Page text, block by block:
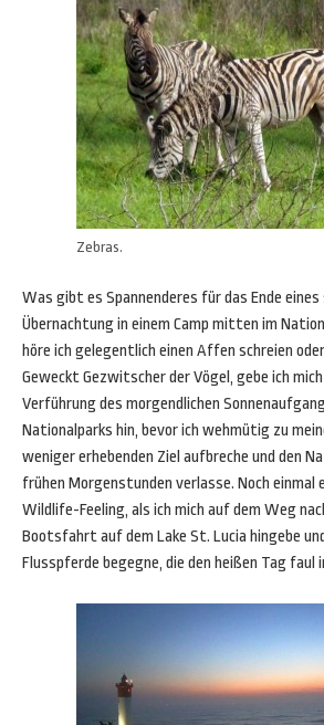
Zebras.
Was gibt es Spannenderes für das Ende eines
Übernachtung in einem Camp mitten im
höre ich gelegentlich einen Affen schreien
Geweckt Gezwitscher der Vögel, gebe ich
Verführung des morgendlichen
Nationalparks hin, bevor ich wehmütig zu
weniger erhebenden Ziel aufbreche und den
frühen Morgenstunden verlasse. Noch einmal
Wildlife-Feeling, als ich mich auf dem Weg
Bootsfahrt auf dem Lake St. Lucia hingebe
Flusspferde begegne, die den heißen Tag